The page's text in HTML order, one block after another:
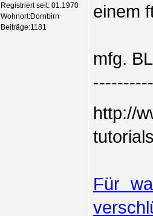
Registriert seit: 01.1970
Wohnort:Dornbirn
Beiträge:1181
einem
mfg.
http://
Für